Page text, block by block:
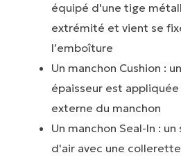
équipé d'une tige
extrémité et vient se
l’emboîture
Un manchon Cushion :
épaisseur est
externe du manchon
Un manchon Seal-In :
d'air avec une